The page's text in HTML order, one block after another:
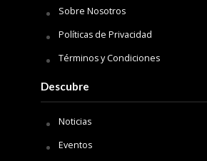
Sobre Nosotros
Políticas de Privacidad
Términos y Condiciones
Descubre
Noticias
Eventos